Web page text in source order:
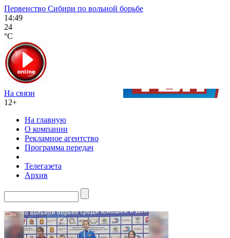
Первенство Сибири по вольной борьбе
14:49
24
°C
На связи
12+
На главную
О компании
Рекламное агентство
Программа передач
Телегазета
Архив